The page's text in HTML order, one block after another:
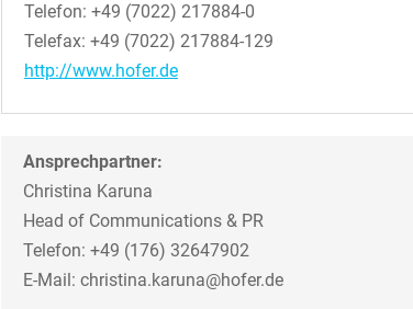
Telefon: +49 (7022) 217884-0
Telefax: +49 (7022) 217884-129
http://www.hofer.de
Ansprechpartner:
Christina Karuna
Head of Communications & PR
Telefon: +49 (176) 32647902
E-Mail: christina.karuna@hofer.de